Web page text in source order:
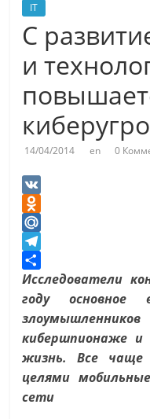
IT
С
и
14/04/2014 en 0
V
K
O
d
n
o
k
l
a
s
s
n
M
a
i
l
.
R
u
T
e
l
e
g
r
a
m
О
т
п
р
а
в
и
Исследователи
году основное
кибершпионаже
жизнь. Все чаще
целями
сети